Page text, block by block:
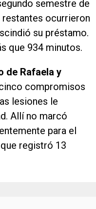
semestre de
ocurrieron
su préstamo.
que 934 minutos.
de Rafaela y
compromisos
lesiones le
Allí no marcó
para el
registró 13